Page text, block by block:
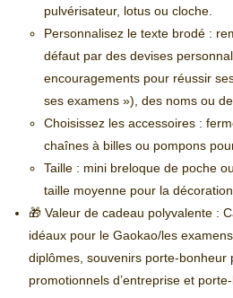
pulvérisateur, lotus ou cloche.
Personnalisez le texte brodé :
défaut par des devises
encouragements pour réussir
ses examens »), des noms ou
Choisissez les accessoires :
chaînes à billes ou pompons
Taille : mini breloque de poche
taille moyenne pour la
🎁 Valeur de cadeau polyvalente :
idéaux pour le Gaokao/les
diplômes, souvenirs porte-bonheur
promotionnels d’entreprise et